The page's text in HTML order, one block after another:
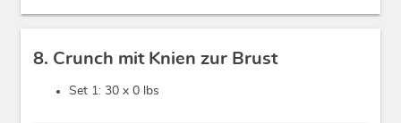
8. Crunch mit Knien zur Brust
Set 1: 30 x 0 lbs